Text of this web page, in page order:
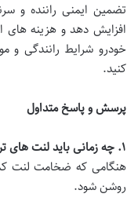
تضمین ایمنی راننده و
افزایش دهد و هزینه
خودرو شرایط رانندگی و
کنید.
پرسش و پاسخ متداول
۱. چه زمانی باید لنت های
روشن شود.